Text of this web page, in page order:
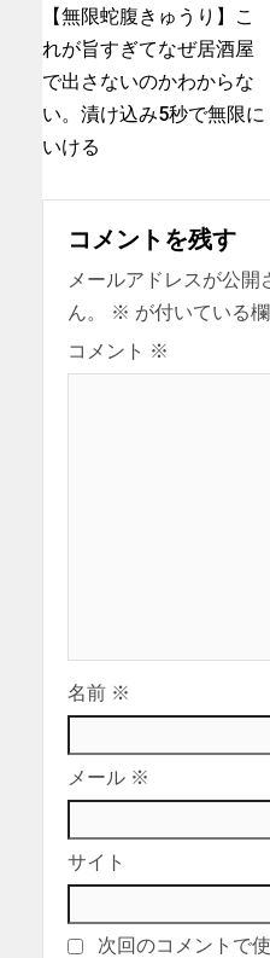
【無限蛇腹きゅうり】こ
れが旨すぎてなぜ居酒屋
で出さないのかわからな
い。漬け込み5秒で無限に
いける
コメントを残す
メールアドレスが公
ん。
※ が付いている
コメント ※
名前 ※
メール ※
サイト
次回のコメントで